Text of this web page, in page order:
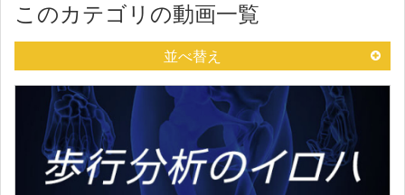
このカテゴリの動画一覧
並べ替え